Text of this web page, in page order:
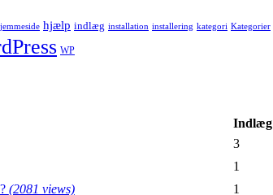
hjælp indlæg installation installering kategori Kategorier
WP
Indlæg
3
1
(2081 views) 1